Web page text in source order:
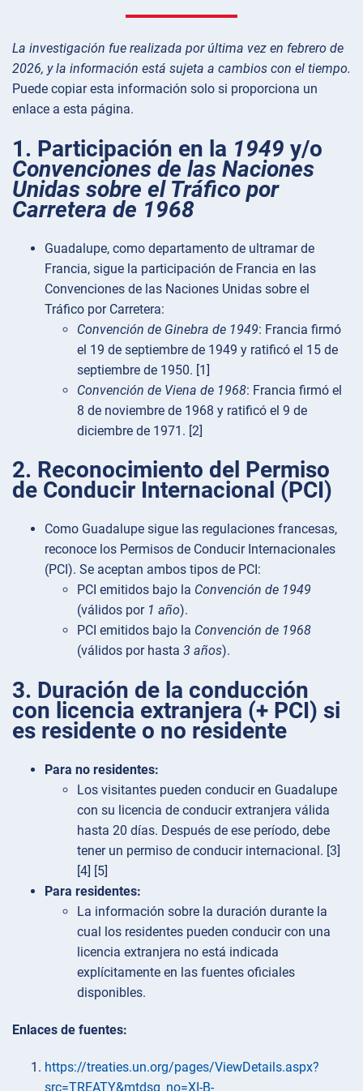
La investigación fue realizada por última vez en febrero de
2026, y la información está sujeta a cambios con el tiempo.
Puede copiar esta información solo si proporciona un
enlace a esta página.
1. Participación en la 1949 y/o
Convenciones de las Naciones
Unidas sobre el Tráfico por
Carretera de 1968
Guadalupe, como departamento de ultramar de
Francia, sigue la participación de Francia en las
Convenciones de las Naciones Unidas sobre el
Tráfico por Carretera:
Convención de Ginebra de 1949: Francia firmó
el 19 de septiembre de 1949 y ratificó el 15 de
septiembre de 1950. [1]
Convención de Viena de 1968: Francia firmó el
8 de noviembre de 1968 y ratificó el 9 de
diciembre de 1971. [2]
2. Reconocimiento del Permiso
de Conducir Internacional (PCI)
Como Guadalupe sigue las regulaciones francesas,
reconoce los Permisos de Conducir Internacionales
(PCI). Se aceptan ambos tipos de PCI:
PCI emitidos bajo la Convención de 1949
(válidos por 1 año).
PCI emitidos bajo la Convención de 1968
(válidos por hasta 3 años).
3. Duración de la conducción
con licencia extranjera (+ PCI) si
es residente o no residente
Para no residentes:
Los visitantes pueden conducir en Guadalupe
con su licencia de conducir extranjera válida
hasta 20 días. Después de ese período, debe
tener un permiso de conducir internacional. [3]
[4] [5]
Para residentes:
La información sobre la duración durante la
cual los residentes pueden conducir con una
licencia extranjera no está indicada
explícitamente en las fuentes oficiales
disponibles.
Enlaces de fuentes:
https://treaties.un.org/pages/ViewDetails.aspx?
src=TREATY&mtdsg_no=XI-B-